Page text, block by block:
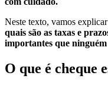
Neste texto, vamos explicar
quais são as taxas e
importantes que
O que é cheque